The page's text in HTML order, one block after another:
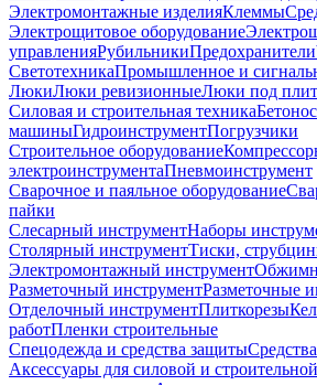
Электромонтажные изделияКлеммы
Электрощитовое оборудование
управленияРубильникиПредохранители
СветотехникаПромышленное и
ЛюкиЛюки ревизионныеЛюки под
Силовая и строительная техника
машиныГидроинструментПогрузчики
Строительное оборудование
электроинструментаПневмоинструмент
Сварочное и паяльное оборудование
пайки
Слесарный инструментНаборы
Столярный инструментТиски,
Электромонтажный инструмент
Разметочный инструментРазметочные
Отделочный инструментПлиткорезы
работПленки строительные
Спецодежда и средства защиты
Аксессуары для силовой и